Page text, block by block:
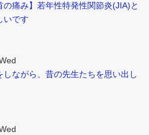
の痛み】若年性特発性関節炎(JIA)と
いです
しながら、昔の先生たちを思い出し